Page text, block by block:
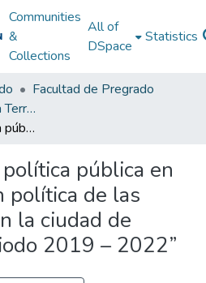
Communities
&
Collections
All of
DSpace
Statistics
Facultad de Pregrado
Administración Pública Territorial (APT)
Influencia de la política pública en la “Participación política de las mujeres afros en la ciudad de Medellín el periodo 2019 – 2022”
pública en
política de las
la ciudad de
2019 – 2022”